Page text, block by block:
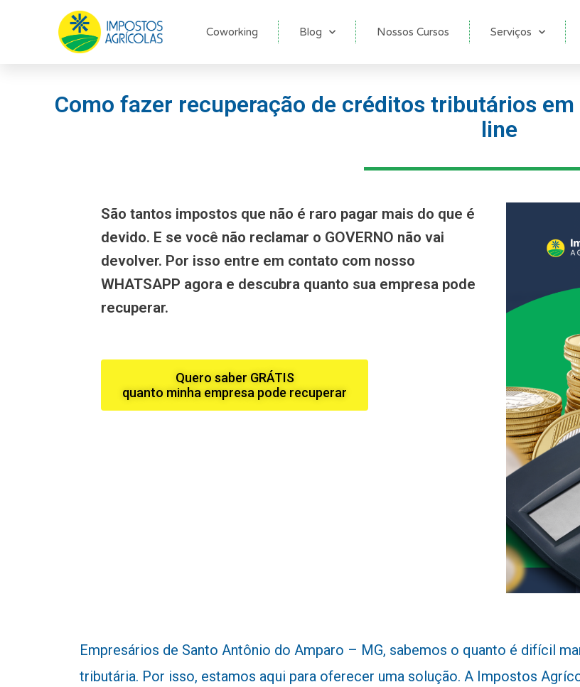
Coworking Blog Nossos Cursos Serviços
Como fazer recuperação de créditos tributários
line
São tantos impostos que não é raro pagar mais do que é
devido. E se você não reclamar o GOVERNO não vai
devolver. Por isso entre em contato com nosso
WHATSAPP agora e descubra quanto sua empresa pode
recuperar.
Quero saber GRÁTIS
quanto minha empresa pode recuperar
Empresários de Santo Antônio do Amparo – MG, sabemos o quanto é difícil
tributária. Por isso, estamos aqui para oferecer uma solução. A Impostos